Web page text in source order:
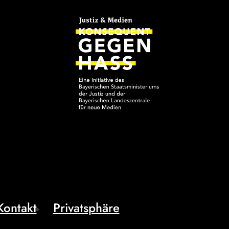
Privatsphäre